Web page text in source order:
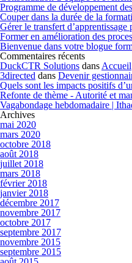
Programme de développement
Couper dans la durée de la
Gérer le transfert
Former en amélioration des
Bienvenue dans votre blogue
Commentaires récents
DuckCTR Solutions dans Accueil
3directed dans Devenir
Quels sont les impacts positifs
Refonte de thème - Autorité et
Vagabondage hebdomadaire |
Archives
mai 2020
mars 2020
octobre 2018
août 2018
juillet 2018
mars 2018
février 2018
janvier 2018
décembre 2017
novembre 2017
octobre 2017
septembre 2017
novembre 2015
septembre 2015